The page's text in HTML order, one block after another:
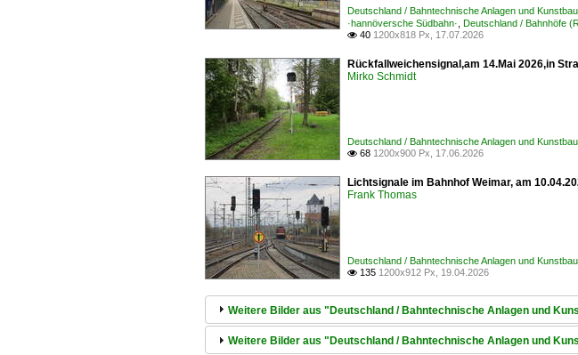
Deutschland / Bahntechnische Anlagen und
·hannöversche Südbahn· Deutschland / Bahnhöfe
 40 1200x818 Px, 17.07.2026
Rückfallweichensignal,am 14.Mai 2026,in
Mirko Schmidt
Deutschland / Bahntechnische Anlagen und
 68 1200x900 Px, 17.06.2026
Lichtsignale im Bahnhof Weimar, am
Frank Thomas
Deutschland / Bahntechnische Anlagen und
 135 1200x912 Px, 19.04.2026
Weitere Bilder aus "Deutschland / Bahntechnische Anlagen und
Weitere Bilder aus "Deutschland / Bahntechnische Anlagen und